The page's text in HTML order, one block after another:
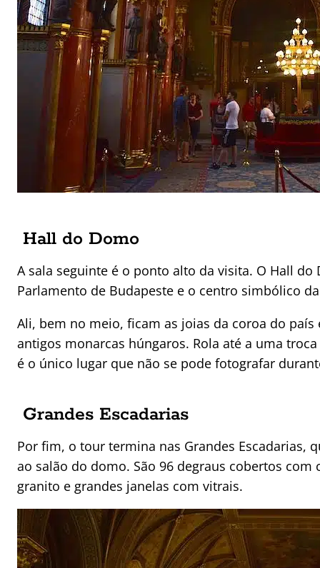
Hall do Domo
A sala seguinte é o ponto alto da visita. O Hall
Parlamento de Budapeste e o centro simbólico
Ali, bem no meio, ficam as joias da coroa do
antigos monarcas húngaros. Rola até a uma
é o único lugar que não se pode fotografar
Grandes Escadarias
Por fim, o tour termina nas Grandes Escadarias,
ao salão do domo. São 96 degraus cobertos
granito e grandes janelas com vitrais.